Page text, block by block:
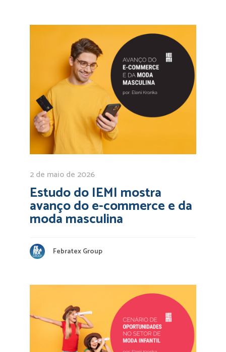
2 de maio de 2026
Estudo do IEMI mostra
avanço do e-commerce e da
moda masculina
Febratex Group